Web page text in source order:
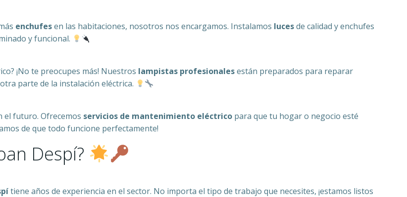
enchufesen las habitaciones, nosotros nos encargamos. Instalamos lucesde calidad y enchufes
y funcional.
¡No te preocupes más! Nuestros lampistas profesionalesestán preparados para reparar
parte de la instalación eléctrica.
el futuro. Ofrecemos servicios de mantenimiento eléctrico para que tu hogar o negocio esté
de que todo funcione perfectamente!
Despí?
tiene años de experiencia en el sector. No importa el tipo de trabajo que necesites, ¡estamos listos